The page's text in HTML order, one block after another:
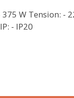
W Tension: -
- IP20